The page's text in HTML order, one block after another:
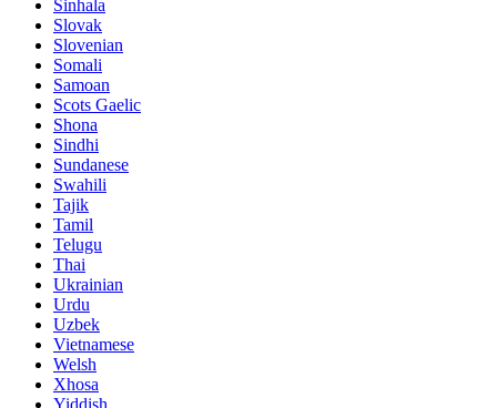
Sinhala
Slovak
Slovenian
Somali
Samoan
Scots Gaelic
Shona
Sindhi
Sundanese
Swahili
Tajik
Tamil
Telugu
Thai
Ukrainian
Urdu
Uzbek
Vietnamese
Welsh
Xhosa
Yiddish